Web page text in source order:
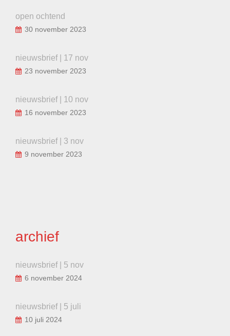
open ochtend
30 november 2023
nieuwsbrief | 17 nov
23 november 2023
nieuwsbrief | 10 nov
16 november 2023
nieuwsbrief | 3 nov
9 november 2023
archief
nieuwsbrief | 5 nov
6 november 2024
nieuwsbrief | 5 juli
10 juli 2024